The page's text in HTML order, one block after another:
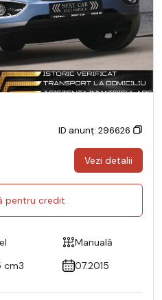
ID anunț: 296626
Vezi detalii
pentru credit
Manuală
cm3 07.2015